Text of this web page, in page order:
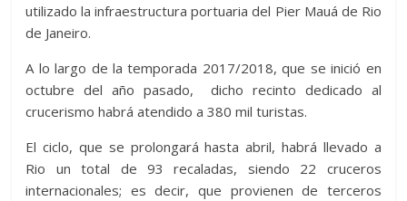
utilizado la infraestructura portuaria del Pier Mauá de Rio
de Janeiro.
A lo largo de la temporada 2017/2018, que se inició en
octubre del año pasado, dicho recinto dedicado al
crucerismo habrá atendido a 380 mil turistas.
El ciclo, que se prolongará hasta abril, habrá llevado a
Rio un total de 93 recaladas, siendo 22 cruceros
internacionales; es decir, que provienen de terceros